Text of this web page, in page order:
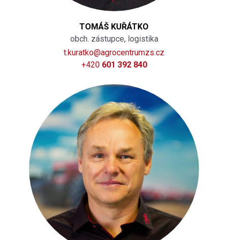
TOMÁŠ KUŘÁTKO
obch. zástupce, logistika
t.kuratko@agrocentrumzs.cz
+420 601 392 840